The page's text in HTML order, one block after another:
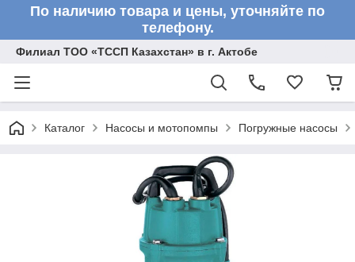
По наличию товара и цены, уточняйте по
телефону.
Филиал ТОО «ТССП Казахстан» в г. Актобе
Каталог Насосы и мотопомпы Погружные насосы